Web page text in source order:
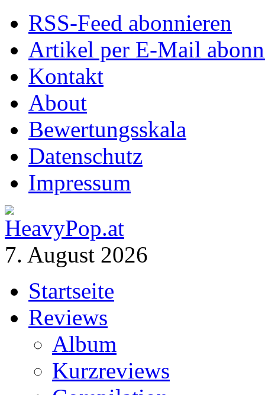
RSS-Feed abonnieren
Artikel per E-Mail
Kontakt
About
Bewertungsskala
Datenschutz
Impressum
7. August 2026
Startseite
Reviews
Album
Kurzreviews